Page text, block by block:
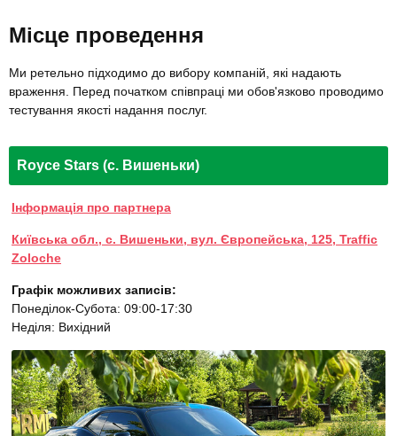
Місце проведення
Ми ретельно підходимо до вибору компаній, які надають
враження. Перед початком співпраці ми обов'язково проводимо
тестування якості надання послуг.
Royce Stars (с. Вишеньки)
Інформація про партнера
Київська обл., с. Вишеньки, вул. Європейська, 125, Traffic
Zoloche
Графік можливих записів:
Понеділок-Субота: 09:00-17:30
Неділя: Вихідний